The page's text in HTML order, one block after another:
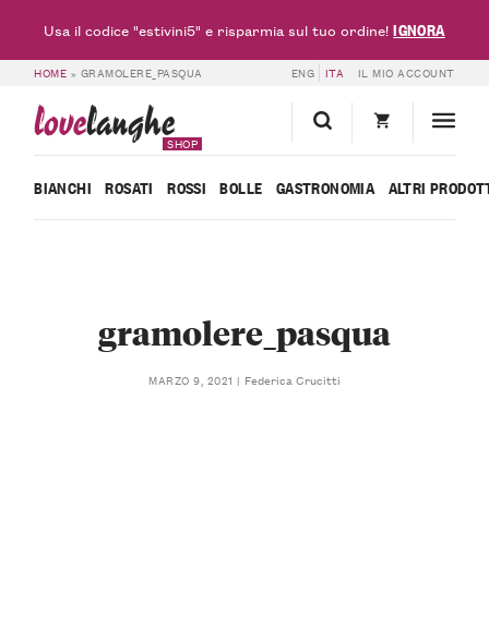
HOME » GRAMOLERE_PASQUA ENG ITA IL MIO ACCOUNT
lovelanghe
SHOP
BIANCHI ROSATI ROSSI BOLLE GASTRONOMIA ALTRI
gramolere_pasqua
MARZO 9, 2021 Federica Crucitti
Usa il codice "estivini5" e risparmia sul tuo ordine!IGNORA